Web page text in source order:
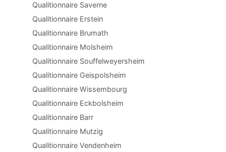
Qualitionnaire Saverne
Qualitionnaire Erstein
Qualitionnaire Brumath
Qualitionnaire Molsheim
Qualitionnaire Souffelweyersheim
Qualitionnaire Geispolsheim
Qualitionnaire Wissembourg
Qualitionnaire Eckbolsheim
Qualitionnaire Barr
Qualitionnaire Mutzig
Qualitionnaire Vendenheim